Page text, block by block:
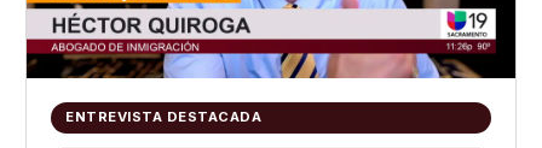
ENTREVISTA DESTACADA